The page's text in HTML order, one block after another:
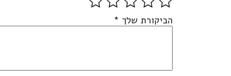
הביקורת שלך *